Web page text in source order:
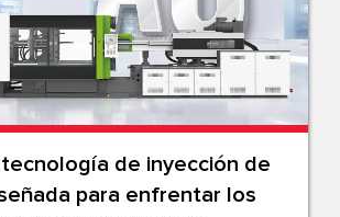
tecnología de inyección de
para enfrentar los